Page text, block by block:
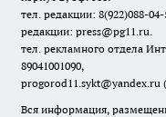
тел. редакции: 8(922)088-
редакции: press@pg11.ru.
тел. рекламного отдела
89041001090,
progorod11.sykt@yandex.ru
Вся информация,